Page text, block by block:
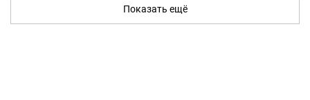
Показать ещё